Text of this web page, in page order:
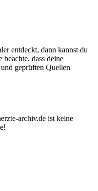
entdeckt, dann kannst du
beachte, dass deine
geprüften Quellen
archiv.de ist keine